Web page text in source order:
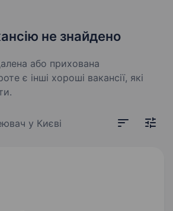
не знайдено
або прихована
є інші хороші вакансії, які
у Києві